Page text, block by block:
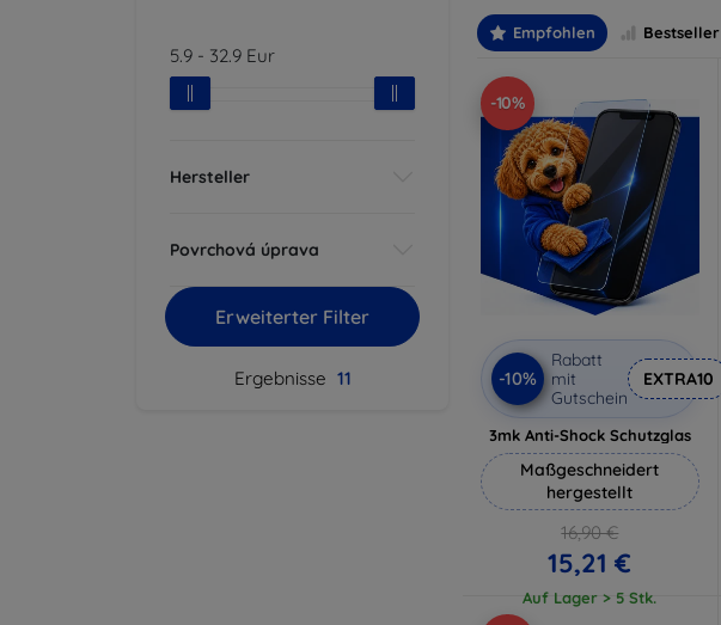
5.9 - 32.9 Eur
Hersteller
Povrchová úprava
Erweiterter Filter
Ergebnisse 11
Empfohlen Bestseller
-10%
-10%
Rabatt
mit
Gutschein
EXTRA10
3mk Anti-Shock Schutzglas
Maßgeschneidert
hergestellt
16,90 €
15,21 €
Auf Lager > 5 Stk.